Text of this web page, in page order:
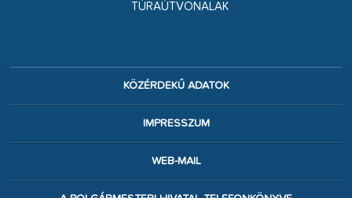
TÚRAÚTVONALAK
KÖZÉRDEKŰ ADATOK
IMPRESSZUM
WEB-MAIL